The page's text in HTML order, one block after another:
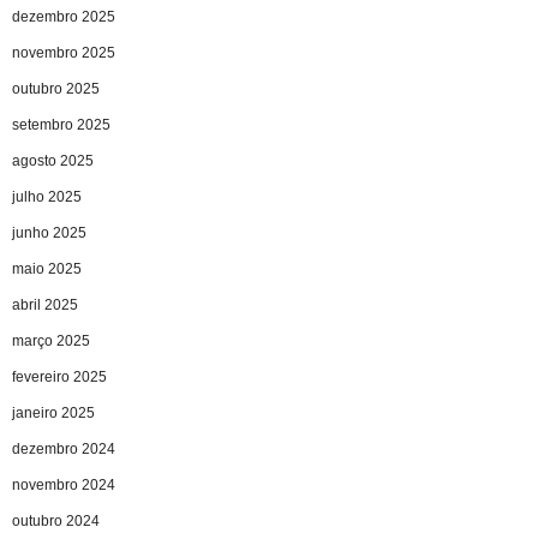
dezembro 2025
novembro 2025
outubro 2025
setembro 2025
agosto 2025
julho 2025
junho 2025
maio 2025
abril 2025
março 2025
fevereiro 2025
janeiro 2025
dezembro 2024
novembro 2024
outubro 2024